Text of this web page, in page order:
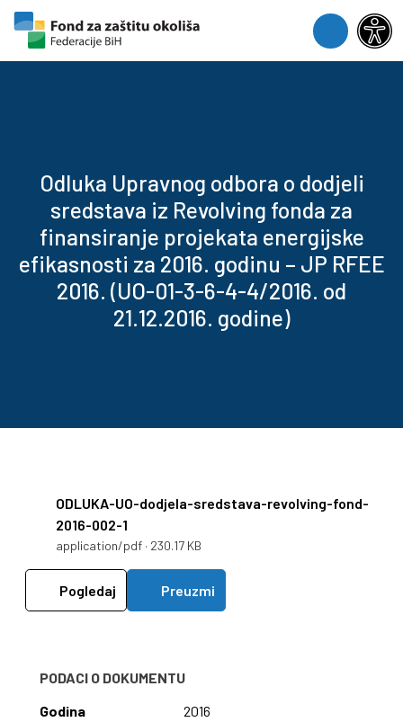
Skip to content
Skip to footer
Menu
Odluka Upravnog odbora o dodjeli
sredstava iz Revolving fonda za
finansiranje projekata energijske
efikasnosti za 2016. godinu – JP RFEE
2016. (UO-01-3-6-4-4/2016. od
21.12.2016. godine)
ODLUKA-UO-dodjela-sredstava-revolving-fond-
2016-002-1
application/pdf · 230.17 KB
Pogledaj Preuzmi
PODACI O DOKUMENTU
Godina
2016